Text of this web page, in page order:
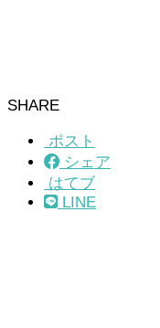
SHARE
ポスト
シェア
はてブ
LINE